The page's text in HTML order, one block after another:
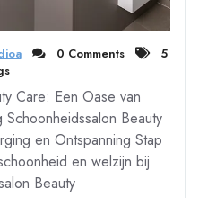
0 Comments
5
Care: Een Oase van
Beauty
en Ontspanning Stap
en welzijn bij
Beauty